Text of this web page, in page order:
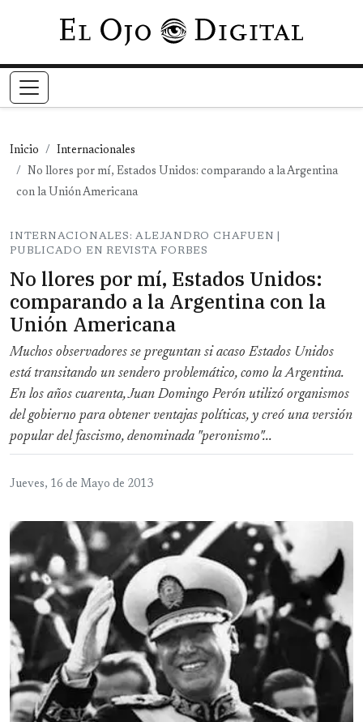
Pasar al contenido principal
Inicio
Internacionales
No llores por mí, Estados Unidos: comparando a la Argentina
con la Unión Americana
INTERNACIONALES: ALEJANDRO CHAFUEN |
PUBLICADO EN REVISTA FORBES
No llores por mí, Estados Unidos:
comparando a la Argentina con la
Unión Americana
Muchos observadores se preguntan si acaso Estados Unidos
está transitando un sendero problemático, como la Argentina.
En los años cuarenta, Juan Domingo Perón utilizó organismos
del gobierno para obtener ventajas políticas, y creó una versión
popular del fascismo, denominada "peronismo"...
Jueves, 16 de Mayo de 2013